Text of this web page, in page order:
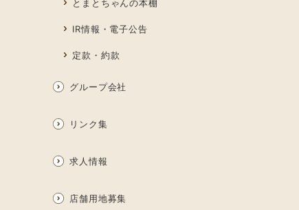
とまとちゃんの本棚
IR情報・電子公告
定款・約款
グループ会社
リンク集
求人情報
店舗用地募集